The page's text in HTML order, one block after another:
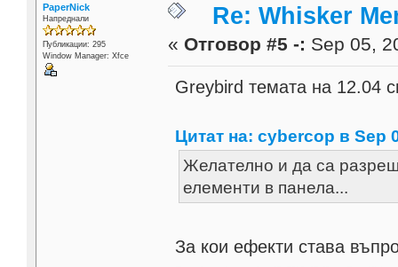
PaperNick
Напреднали
Публикации: 295
Window Manager: Xfce
Re: Whisker
« Отговор #5 -: Sep 05,
Greybird темата на 12.04
Цитат на: cybercop в Sep
Желателно и да са
елементи в панела...
За кои ефекти става